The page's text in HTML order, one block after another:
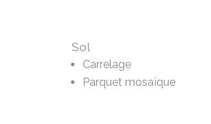
Sol
Carrelage
Parquet mosaïque